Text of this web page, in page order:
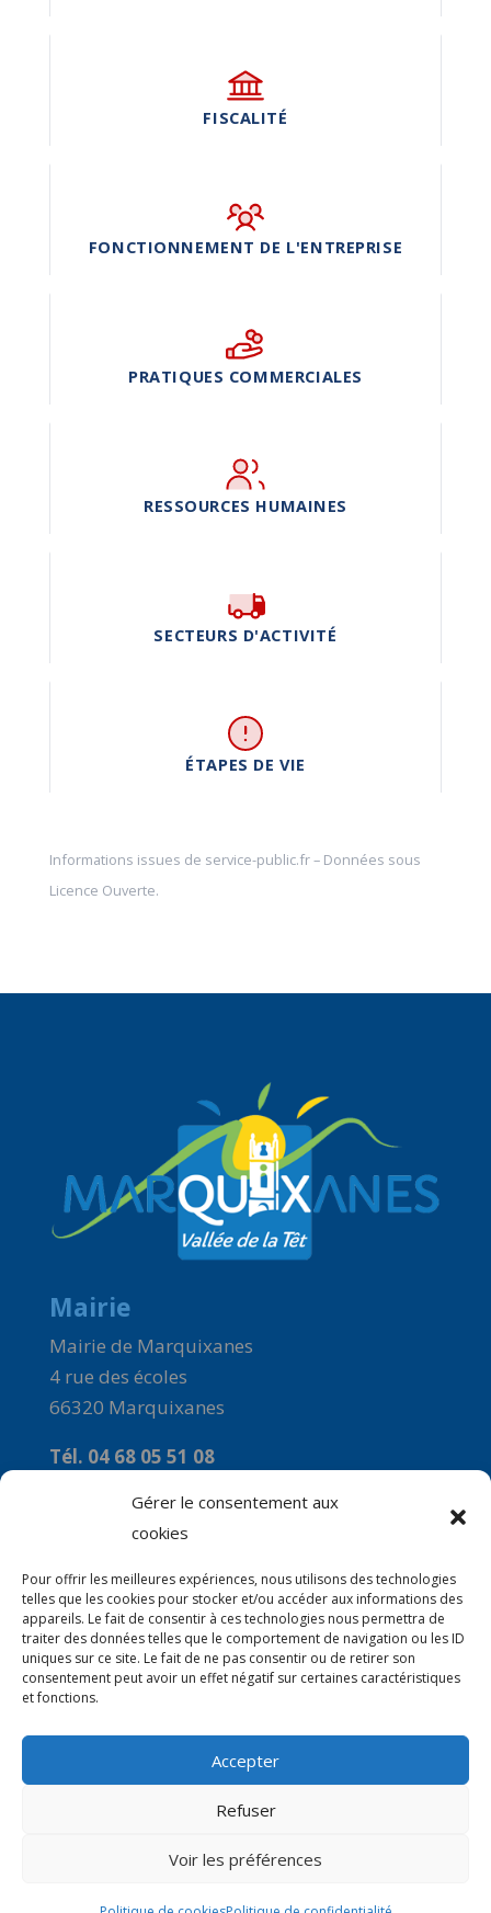
Gérer le consentement aux
cookies
Pour offrir les meilleures expériences, nous utilisons des technologies
telles que les cookies pour stocker et/ou accéder aux informations des
appareils. Le fait de consentir à ces technologies nous permettra de
traiter des données telles que le comportement de navigation ou les ID
uniques sur ce site. Le fait de ne pas consentir ou de retirer son
consentement peut avoir un effet négatif sur certaines caractéristiques
et fonctions.
Accepter
Refuser
Voir les préférences
FISCALITÉ
FONCTIONNEMENT DE L'ENTREPRISE
PRATIQUES COMMERCIALES
RESSOURCES HUMAINES
SECTEURS D'ACTIVITÉ
ÉTAPES DE VIE
Informations issues de service-public.fr– Données sous
Licence Ouverte.
Mairie
Mairie de Marquixanes
4 rue des écoles
66320 Marquixanes
Tél. 04 68 05 51 08
Horaires
Du Lundi au Vendredi : 9h00 à 12H00
Le mercredi : 14H00 à 16H00
© 2026 Mairie de Marquixanes | Site Internet